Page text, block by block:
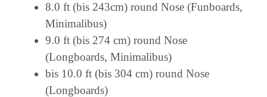
8.0 ft (bis 243cm) round Nose (Funboards,
Minimalibus)
9.0 ft (bis 274 cm) round Nose
(Longboards, Minimalibus)
bis 10.0 ft (bis 304 cm) round Nose
(Longboards)